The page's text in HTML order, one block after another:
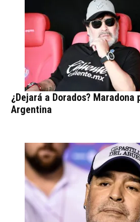
¿Dejará a Dorados?
Argentina